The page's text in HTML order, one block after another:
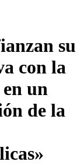
su
con la
en un
de la